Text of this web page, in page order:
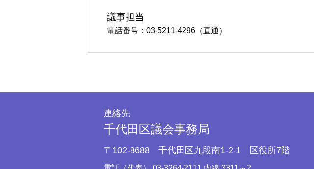
議事担当
電話番号：03-5211-4296（直通）
連絡先
千代田区議会事務局
〒102-8688 千代田区九段南1-2-1 区役所7階